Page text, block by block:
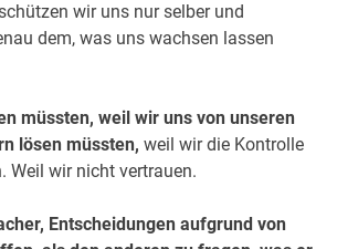
wir uns nur selber und
dem, was uns wachsen lassen
müssten, weil wir uns von unseren
lösen müssten, weil wir die Kontrolle
Weil wir nicht vertrauen.
Entscheidungen aufgrund von